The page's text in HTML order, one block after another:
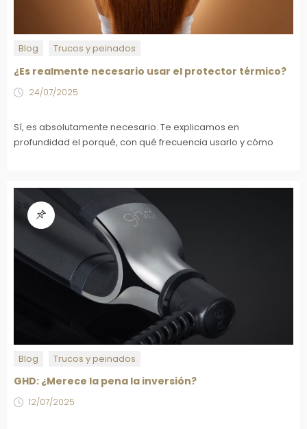
Blog Trucos y peinados
¿Es realmente necesario usar el protector térmico?
24/07/2025
Sí, es absolutamente necesario. Te explicamos en
profundidad el porqué, con qué frecuencia usarlo y cómo
Blog Trucos y peinados
GHD: ¿Merece la pena la inversión?
12/07/2025